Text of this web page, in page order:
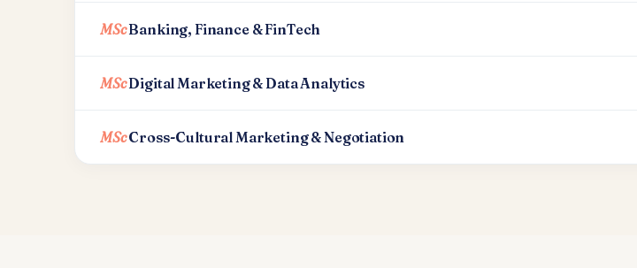
MScBanking, Finance & FinTech
MScDigital Marketing & Data Analytics
MScCross-Cultural Marketing & Negotiation